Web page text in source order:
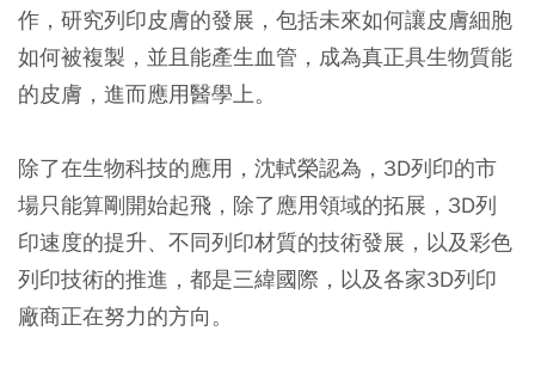
作，研究列印皮膚的發展，包括未來如何讓皮膚細胞
如何被複製，並且能產生血管，成為真正具生物質能
的皮膚，進而應用醫學上。
除了在生物科技的應用，沈軾榮認為，3D列印的市
場只能算剛開始起飛，除了應用領域的拓展，3D列
印速度的提升、不同列印材質的技術發展，以及彩色
列印技術的推進，都是三緯國際，以及各家3D列印
廠商正在努力的方向。